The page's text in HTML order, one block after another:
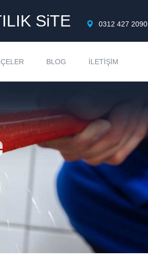
SiTE 0312 427 2090
BLOG İLETIŞIM